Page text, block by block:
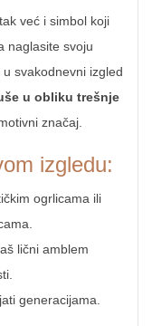
već i simbol koji
naglasite svoju
svakodnevni izgled
u obliku trešnje
značaj.
izgledu:
ogrlicama ili
lični amblem
generacijama.